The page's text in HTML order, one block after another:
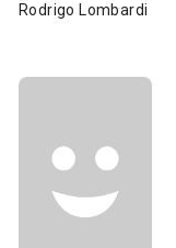
Rodrigo Lombardi